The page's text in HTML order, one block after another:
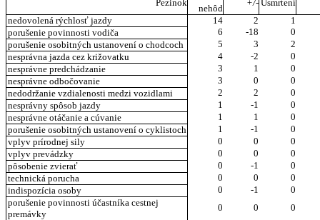
Pezinok
nehôd
+/- Usmrtení
nedovolená rýchlosť jazdy
14 2
1
porušenie povinnosti vodiča
6 -18
0
porušenie osobitných ustanovení o chodcoch
5 3
2
nesprávna jazda cez križovatku
4 -2
0
nesprávne predchádzanie
3 1
0
nesprávne odbočovanie
3 0
0
nedodržanie vzdialenosti medzi vozidlami
2 2
0
nesprávny spôsob jazdy
1 -1
0
nesprávne otáčanie a cúvanie
1 1
0
porušenie osobitných ustanovení o cyklistoch
1 -1
0
vplyv prírodnej sily
0 0
0
vplyv prevádzky
0 0
0
pôsobenie zvierať
0 -1
0
technická porucha
0 0
0
indispozícia osoby
0 -1
0
porušenie povinnosti účastníka cestnej
premávky
0 0
0